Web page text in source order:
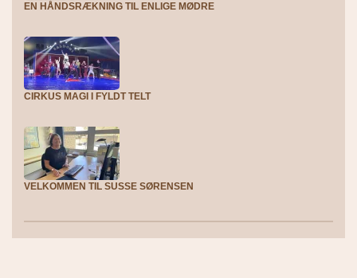
EN HÅNDSRÆKNING TIL ENLIGE MØDRE
CIRKUS MAGI I FYLDT TELT
VELKOMMEN TIL SUSSE SØRENSEN